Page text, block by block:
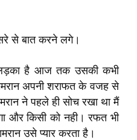
से बात करने लगे।
लड़का है आज तक उसकी कभी
अपनी शराफत के वजह से
ने पहले ही सोच रखा था मैं
और किसी को नही। रफत भी
उसे प्यार करता है।